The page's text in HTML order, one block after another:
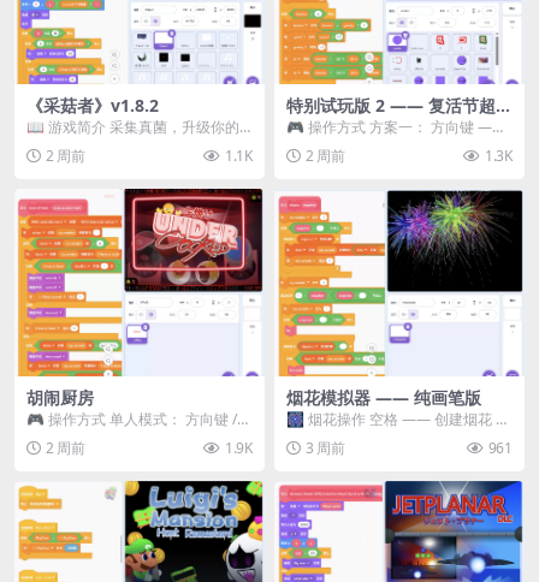
《采菇者》v1.8.2
📖 游戏简介 采集真菌，升级你的
机体，并前往未知领域探索。 这是
一款静谧的探索冒...
2 周前 1.1K
特别试玩版 2 —— 复活节超级
卡丁车赛
🎮 操作方式 方案一： 方向键 ——
移动 Z —— 跳跃 / 漂移 方案二： ...
2 周前 1.3K
胡闹厨房
🎮 操作方式 单人模式： 方向键 /
WASD —— 移动 Z / K —— 抓...
2 周前 1.9K
烟花模拟器 —— 纯画笔版
🎆 烟花操作 空格 —— 创建烟花 1
~ 3 —— 切换烟花类型 普通烟花
嘶...3 周前 961